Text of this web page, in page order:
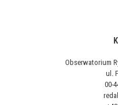
Obserwatorium
ul.
00-